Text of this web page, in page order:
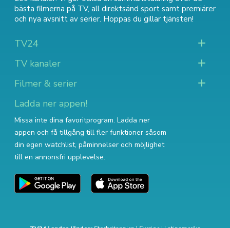
bästa filmerna på TV, all direktsänd sport samt premiärer
och nya avsnitt av serier. Hoppas du gillar tjänsten!
TV24
TV kanaler
Filmer & serier
Ladda ner appen!
Missa inte dina favoritprogram. Ladda ner
appen och få tillgång till fler funktioner såsom
din egen watchlist, påminnelser och möjlighet
till en annonsfri upplevelse.